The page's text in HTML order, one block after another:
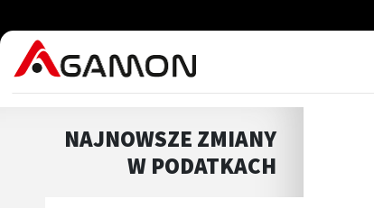
NAJNOWSZE ZMIANY
W PODATKACH